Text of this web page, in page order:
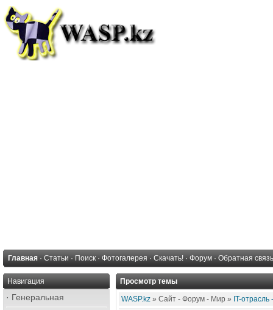
Главная · Статьи · Поиск · Фотогалерея · Скачать! · Форум · Обратная связь
Навигация
· Генеральная
Просмотр темы
WASP.kz » Сайт - Форум - Мир » IT-